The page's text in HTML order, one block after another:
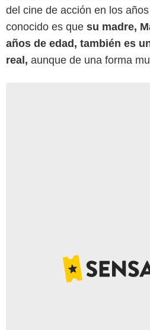
del cine de acción en los
conocido es que su madre,
años de edad, también es
real, aunque de una forma